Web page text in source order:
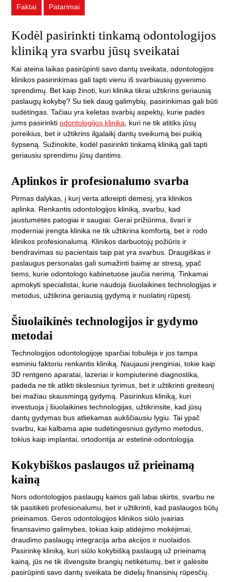
Faktai Patarimai
Kodėl pasirinkti tinkamą odontologijos
kliniką yra svarbu jūsų sveikatai
Kai ateina laikas pasirūpinti savo dantų sveikata, odontologijos
klinikos pasirinkimas gali tapti vienu iš svarbiausių gyvenimo
sprendimų. Bet kaip žinoti, kuri klinika tikrai užtikrins geriausią
paslaugų kokybę? Su tiek daug galimybių, pasirinkimas gali būti
sudėtingas. Tačiau yra keletas svarbių aspektų, kurie padės
jums pasirinkti odontologijos klinika , kuri ne tik atitiks jūsų
poreikius, bet ir užtikrins ilgalaikį dantų sveikumą bei puikią
šypseną. Sužinokite, kodėl pasirinkti tinkamą kliniką gali tapti
geriausiu sprendimu jūsų dantims.
Aplinkos ir profesionalumo svarba
Pirmas dalykas, į kurį verta atkreipti dėmesį, yra klinikos
aplinka. Renkantis odontologijos kliniką, svarbu, kad
jaustumėtės patogiai ir saugiai. Gerai prižiūrima, švari ir
moderniai įrengta klinika ne tik užtikrina komfortą, bet ir rodo
klinikos profesionalumą. Klinikos darbuotojų požiūris ir
bendravimas su pacientais taip pat yra svarbus. Draugiškas ir
paslaugus personalas gali sumažinti baimę ar stresą, ypač
tiems, kurie odontologo kabinetuose jaučia nerimą. Tinkamai
apmokyti specialistai, kurie naudoja šiuolaikines technologijas ir
metodus, užtikrina geriausią gydymą ir nuolatinį rūpestį.
Šiuolaikinės technologijos ir gydymo
metodai
Technologijos odontologijoje sparčiai tobulėja ir jos tampa
esminiu faktoriu renkantis kliniką. Naujausi įrenginiai, tokie kaip
3D rentgeno aparatai, lazeriai ir kompiuterinė diagnostika,
padeda ne tik atlikti tikslesnius tyrimus, bet ir užtikrinti greitesnį
bei mažiau skausmingą gydymą. Pasirinkus kliniką, kuri
investuoja į šiuolaikines technologijas, užtikrinsite, kad jūsų
dantų gydymas bus atliekamas aukščiausiu lygiu. Tai ypač
svarbu, kai kalbama apie sudėtingesnius gydymo metodus,
tokius kaip implantai, ortodontija ar estetinė odontologija.
Kokybiškos paslaugos už prieinamą
kainą
Nors odontologijos paslaugų kainos gali labai skirtis, svarbu ne
tik pasitikėti profesionalumu, bet ir užtikrinti, kad paslaugos būtų
prieinamos. Geros odontologijos klinikos siūlo įvairias
finansavimo galimybes, tokias kaip atidėjimo mokėjimai,
draudimo paslaugų integracija arba akcijos ir nuolaidos.
Pasirinkę kliniką, kuri siūlo kokybišką paslaugą už prieinamą
kainą, jūs ne tik išvengsite brangių netikėtumų, bet ir galėsite
pasirūpinti savo dantų sveikata be didelių finansinių rūpesčių.